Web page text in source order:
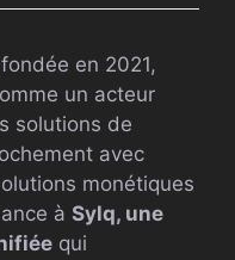
en 2021,
un acteur
solutions de
avec
monétiques
à Sylq, une
qui